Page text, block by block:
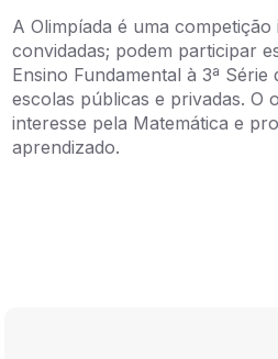
A Olimpíada é uma
convidadas; podem participar
Ensino Fundamental à 3ª Série
escolas públicas e privadas. O
interesse pela Matemática e
aprendizado.